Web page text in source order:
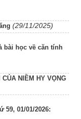
(29/11/2025)
bài học về căn tính
NIỀM HY VỌNG
59, 01/01/2026: